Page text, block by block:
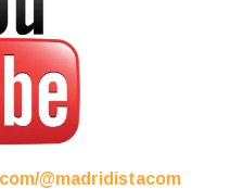
@madridistacom